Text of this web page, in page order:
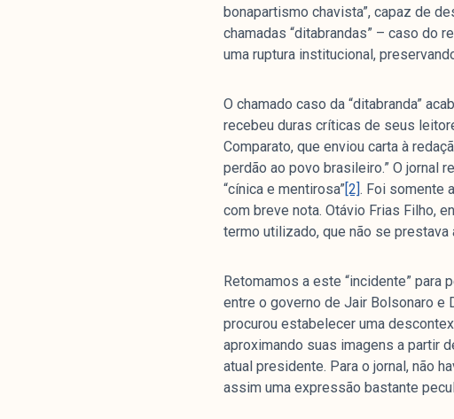
bonapartismo chavista”, capaz de
chamadas “ditabrandas” – caso do
uma ruptura institucional,
O chamado caso da “ditabranda”
recebeu duras críticas de seus
Comparato, que enviou carta à
perdão ao povo brasileiro.” O jornal
“cínica e mentirosa”[2]. Foi somente
com breve nota. Otávio Frias Filho,
termo utilizado, que não se prestava
Retomamos a este “incidente”
entre o governo de Jair Bolsonaro e
procurou estabelecer uma
aproximando suas imagens a partir
atual presidente. Para o jornal, não
assim uma expressão bastante